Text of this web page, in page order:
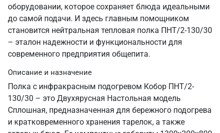
оборудовании, которое сохраняет блюда идеальными
до самой подачи. И здесь главным помощником
становится нейтральная тепловая полка ПНТ/2-130/30
– эталон надежности и функциональности для
современного предприятия общепита.
Описание и назначение
Полка с инфракрасным подогревом Кобор ПНТ/2-
130/30 – это Двухярусная Настольная модель
Сплошная, предназначенная для бережного подогрева
и кратковременного хранения тарелок, а также